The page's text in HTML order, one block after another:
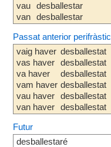
vau
van
desballestar
desballestar
Passat anterior perifràstic
vaig haver
vas haver
va haver
vam haver
vau haver
van haver
desballestat
desballestat
desballestat
desballestat
desballestat
desballestat
Futur
desballestaré